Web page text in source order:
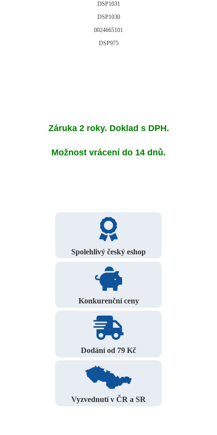
DSP1031
DSP1030
0024665101
DSP975
Záruka 2 roky. Doklad s DPH.
Možnost vrácení do 14 dnů.
Spolehlivý český eshop
Konkurenční ceny
Dodání od 79 Kč
Vyzvednutí v ČR a SR